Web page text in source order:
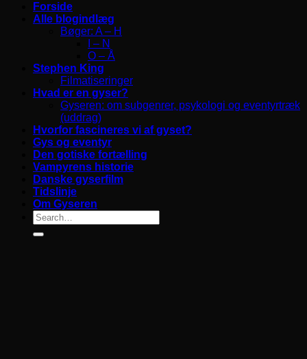
Forside
Alle blogindlæg
Bøger: A – H
I – N
O – Å
Stephen King
Filmatiseringer
Hvad er en gyser?
Gyseren: om subgenrer, psykologi og eventyrtræk
(uddrag)
Hvorfor fascineres vi af gyset?
Gys og eventyr
Den gotiske fortælling
Vampyrens historie
Danske gyserfilm
Tidslinje
Om Gyseren